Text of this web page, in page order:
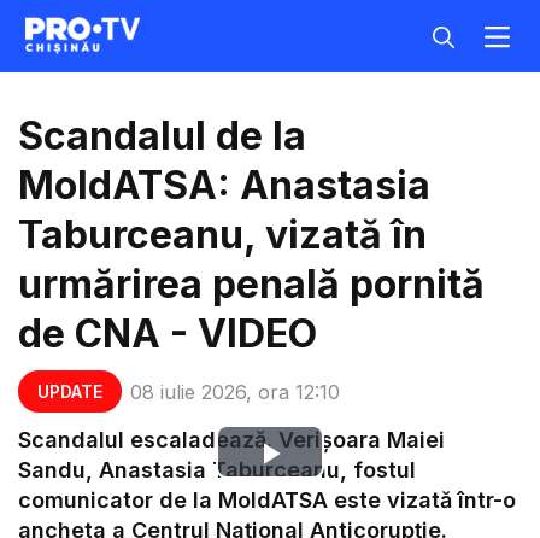
UPDATE 08 iulie 2026, ora 12:10
Scandalul de la
MoldATSA: Anastasia
Taburceanu, vizată în
urmărirea penală pornită
de CNA - VIDEO
Play
Scandalul escaladează. Verișoara Maiei
Sandu, Anastasia Taburceanu, fostul
comunicator de la MoldATSA este vizată într-o
ancheta a Centrul Național Anticorupție.